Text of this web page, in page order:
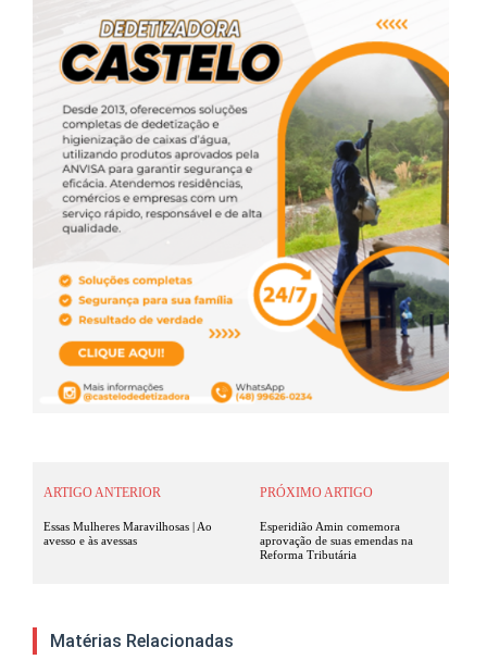
ARTIGO ANTERIOR
Essas Mulheres Maravilhosas | Ao
avesso e às avessas
PRÓXIMO ARTIGO
Esperidião Amin comemora
aprovação de suas emendas na
Reforma Tributária
Matérias Relacionadas